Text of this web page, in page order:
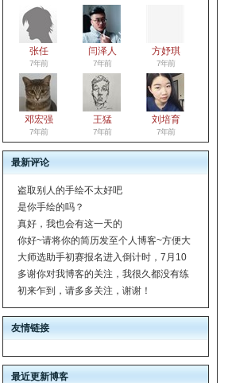
张任
7年前
闫泽人
7年前
方妤琪
7年前
邓宏强
7年前
王猛
7年前
刘培育
7年前
最新评论
盗取别人的手绘不太好吧
是你手绘的吗？
真好，我也会有这一天的
你好~请将你的简历发至个人博客~方便大
大师选助手初赛报名进入倒计时，7月10
多谢你对我博客的关注，我很久都没有练
初来乍到，请多多关注，谢谢！
友情链接
最近更新博客